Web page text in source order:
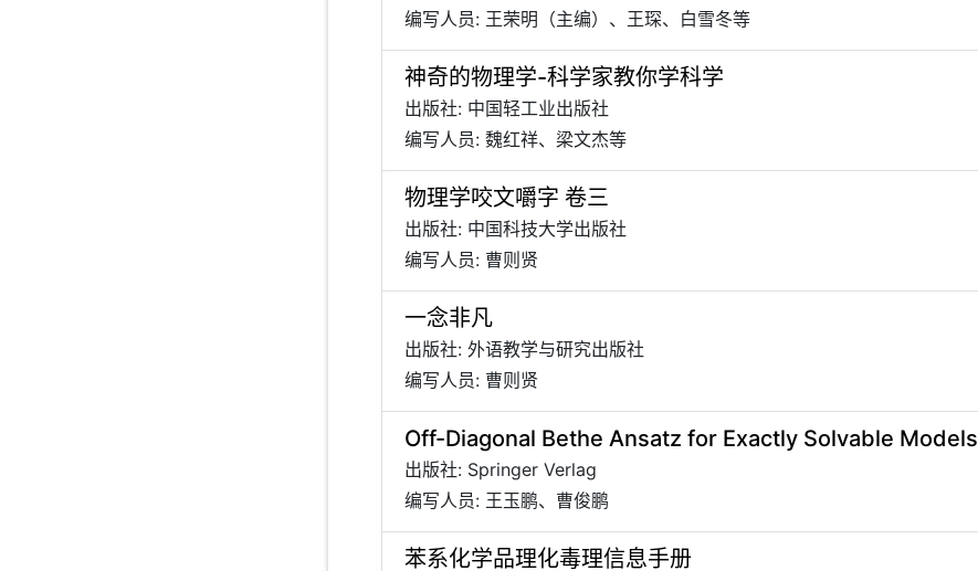
编写人员: 王荣明（主编）、王琛、白雪冬等
神奇的物理学-科学家教你学科学
出版社: 中国轻工业出版社
编写人员: 魏红祥、梁文杰等
物理学咬文嚼字 卷三
出版社: 中国科技大学出版社
编写人员: 曹则贤
一念非凡
出版社: 外语教学与研究出版社
编写人员: 曹则贤
Off-Diagonal Bethe Ansatz for Exactly Solvable Models
出版社: Springer Verlag
编写人员: 王玉鹏、曹俊鹏
苯系化学品理化毒理信息手册